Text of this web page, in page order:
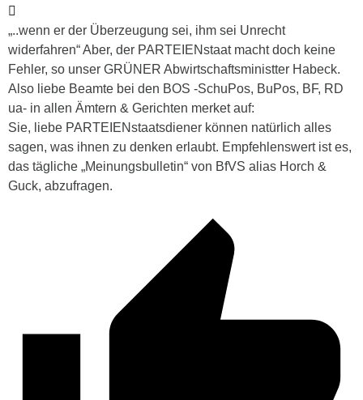
„..wenn er der Überzeugung sei, ihm sei Unrecht
widerfahren“ Aber, der PARTEIENstaat macht doch keine
Fehler, so unser GRÜNER Abwirtschaftsministter Habeck.
Also liebe Beamte bei den BOS -SchuPos, BuPos, BF, RD
ua- in allen Ämtern & Gerichten merket auf:
Sie, liebe PARTEIENstaatsdiener können natürlich alles
sagen, was ihnen zu denken erlaubt. Empfehlenswert ist es,
das tägliche „Meinungsbulletin“ von BfVS alias Horch &
Guck, abzufragen.